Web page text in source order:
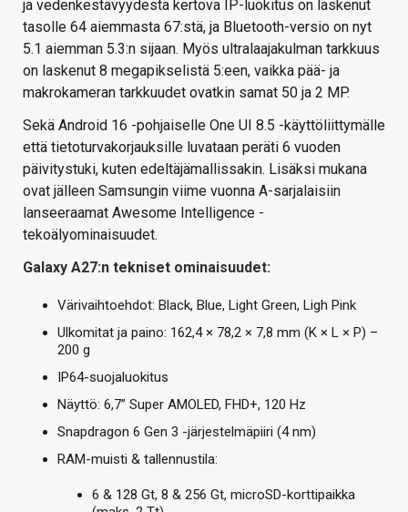
ja vedenkestävyydestä kertova IP-luokitus on laskenut
tasolle 64 aiemmasta 67:stä, ja Bluetooth-versio on nyt
5.1 aiemman 5.3:n sijaan. Myös ultralaajakulman tarkkuus
on laskenut 8 megapikselistä 5:een, vaikka pää- ja
makrokameran tarkkuudet ovatkin samat 50 ja 2 MP.
Sekä Android 16 -pohjaiselle One UI 8.5 -käyttöliittymälle
että tietoturvakorjauksille luvataan peräti 6 vuoden
päivitystuki, kuten edeltäjämallissakin. Lisäksi mukana
ovat jälleen Samsungin viime vuonna A-sarjalaisiin
lanseeraamat Awesome Intelligence -
tekoälyominaisuudet.
Galaxy A27:n tekniset ominaisuudet:
Värivaihtoehdot: Black, Blue, Light Green, Ligh Pink
Ulkomitat ja paino: 162,4 × 78,2 × 7,8 mm (K × L × P) –
200 g
IP64-suojaluokitus
Näyttö: 6,7” Super AMOLED, FHD+, 120 Hz
Snapdragon 6 Gen 3 -järjestelmäpiiri (4 nm)
RAM-muisti & tallennustila:
6 & 128 Gt, 8 & 256 Gt, microSD-korttipaikka